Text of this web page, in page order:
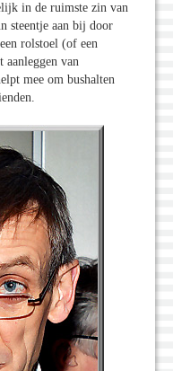
in de ruimste zin van
steentje aan bij door
rolstoel (of een
aanleggen van
mee om bushalten